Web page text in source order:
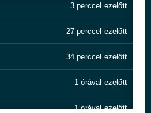
3 perccel ezelőtt
27 perccel ezelőtt
34 perccel ezelőtt
1 órával ezelőtt
1 órával ezelőtt